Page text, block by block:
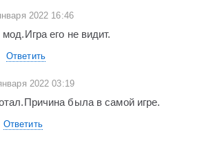
2022 16:46
его не видит.
Ответить
2022 03:19
была в самой игре.
Ответить